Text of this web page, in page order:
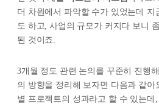
더 차원에서 파악할 수가 있었는데 지
도 하고, 사업의 규모가 커지다 보니
된 것이죠.
3개월 정도 관련 논의를 꾸준히 진행
의 방향을 정리해 보자면 다음과 같
별 프로젝트의 성과라고 할 수 있는